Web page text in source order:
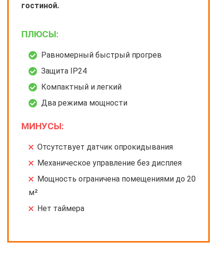
гостиной.
ПЛЮСЫ:
Равномерный быстрый прогрев
Защита IP24
Компактный и легкий
Два режима мощности
МИНУСЫ:
Отсутствует датчик опрокидывания
Механическое управление без дисплея
Мощность ограничена помещениями до 20
м²
Нет таймера